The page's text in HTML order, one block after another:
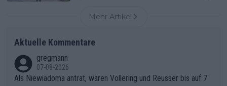
Mehr Artikel
Aktuelle Kommentare
gregmann
07-08-2026
Als Niewiadoma antrat, waren Vollering und Reusser bis auf 7